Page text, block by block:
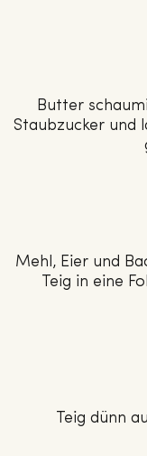
Butter
Staubzucker und
Mehl, Eier und
Teig in eine
Teig dünn